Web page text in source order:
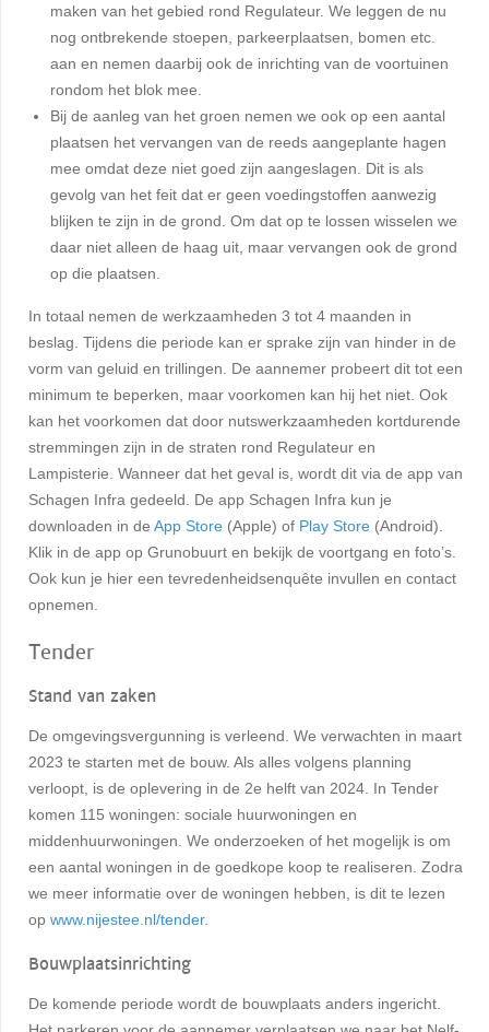
maken van het gebied rond Regulateur. We leggen de nu
nog ontbrekende stoepen, parkeerplaatsen, bomen etc.
aan en nemen daarbij ook de inrichting van de voortuinen
rondom het blok mee.
Bij de aanleg van het groen nemen we ook op een aantal
plaatsen het vervangen van de reeds aangeplante hagen
mee omdat deze niet goed zijn aangeslagen. Dit is als
gevolg van het feit dat er geen voedingstoffen aanwezig
blijken te zijn in de grond. Om dat op te lossen wisselen we
daar niet alleen de haag uit, maar vervangen ook de grond
op die plaatsen.
In totaal nemen de werkzaamheden 3 tot 4 maanden in
beslag. Tijdens die periode kan er sprake zijn van hinder in de
vorm van geluid en trillingen. De aannemer probeert dit tot een
minimum te beperken, maar voorkomen kan hij het niet. Ook
kan het voorkomen dat door nutswerkzaamheden kortdurende
stremmingen zijn in de straten rond Regulateur en
Lampisterie. Wanneer dat het geval is, wordt dit via de app van
Schagen Infra gedeeld. De app Schagen Infra kun je
downloaden in de App Store (Apple) of Play Store (Android).
Klik in de app op Grunobuurt en bekijk de voortgang en foto’s.
Ook kun je hier een tevredenheidsenquête invullen en contact
opnemen.
Tender
Stand van zaken
De omgevingsvergunning is verleend. We verwachten in maart
2023 te starten met de bouw. Als alles volgens planning
verloopt, is de oplevering in de 2e helft van 2024. In Tender
komen 115 woningen: sociale huurwoningen en
middenhuurwoningen. We onderzoeken of het mogelijk is om
een aantal woningen in de goedkope koop te realiseren. Zodra
we meer informatie over de woningen hebben, is dit te lezen
op www.nijestee.nl/tender.
Bouwplaatsinrichting
De komende periode wordt de bouwplaats anders ingericht.